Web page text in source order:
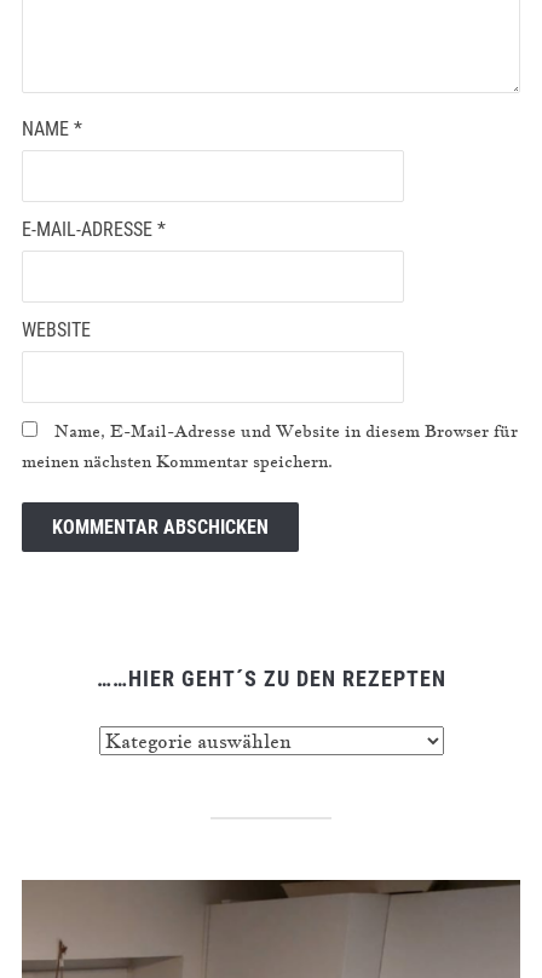
NAME *
E-MAIL-ADRESSE *
WEBSITE
Name, E-Mail-Adresse und Website in diesem Browser für
meinen nächsten Kommentar speichern.
……HIER GEHT´S ZU DEN REZEPTEN